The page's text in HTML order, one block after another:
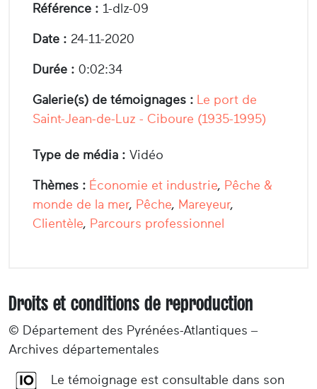
Référence : 1-dlz-09
Date : 24-11-2020
Durée : 0:02:34
Galerie(s) de témoignages : Le port de
Saint-Jean-de-Luz - Ciboure (1935-1995)
Type de média : Vidéo
Thèmes : Économie et industrie, Pêche &
monde de la mer, Pêche, Mareyeur,
Clientèle, Parcours professionnel
Droits et conditions de reproduction
© Département des Pyrénées-Atlantiques –
Archives départementales
Le témoignage est consultable dans son